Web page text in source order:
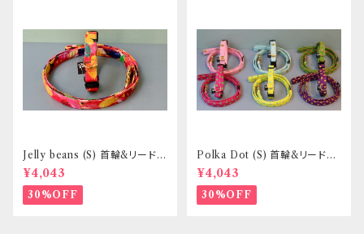
Jelly beans (S) 首輪&リードセ
ット _ 小型犬・小柄な中型犬向
き _ フントヒュッテオリジナル
¥4,043
30%OFF
Polka Dot (S) 首輪&リードセ
ット _ 小型犬・小柄な中型犬向
き _ フントヒュッテオリジナル
¥4,043
30%OFF